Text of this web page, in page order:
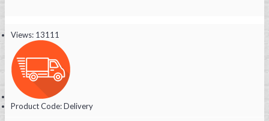
Views: 13111
Product Code:Delivery